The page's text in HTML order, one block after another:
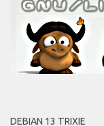
DEBIAN 13 TRIXIE